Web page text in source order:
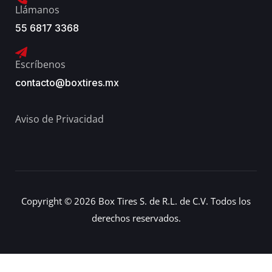
Llámanos
55 6817 3368
Escríbenos
contacto@boxtires.mx
Aviso de Privacidad
Copyright © 2026 Box Tires S. de R.L. de C.V. Todos los
derechos reservados.